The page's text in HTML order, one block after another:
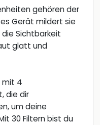
gehören der
Gerät mildert sie
Sichtbarkeit
glatt und
mit 4
die dir
um deine
30 Filtern bist du